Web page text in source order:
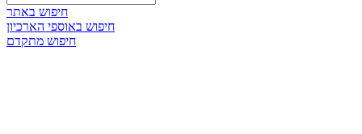
חיפוש באתר
חיפוש באוספי הארכיון
חיפוש מתקדם